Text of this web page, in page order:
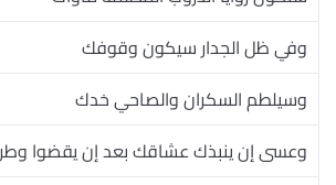
وفي ظل الجدار سيكون وقوفك
وسيلطم السكران والصاحي خدك
وعسى إن ينبذك عشاقك بعد إن يقضوا